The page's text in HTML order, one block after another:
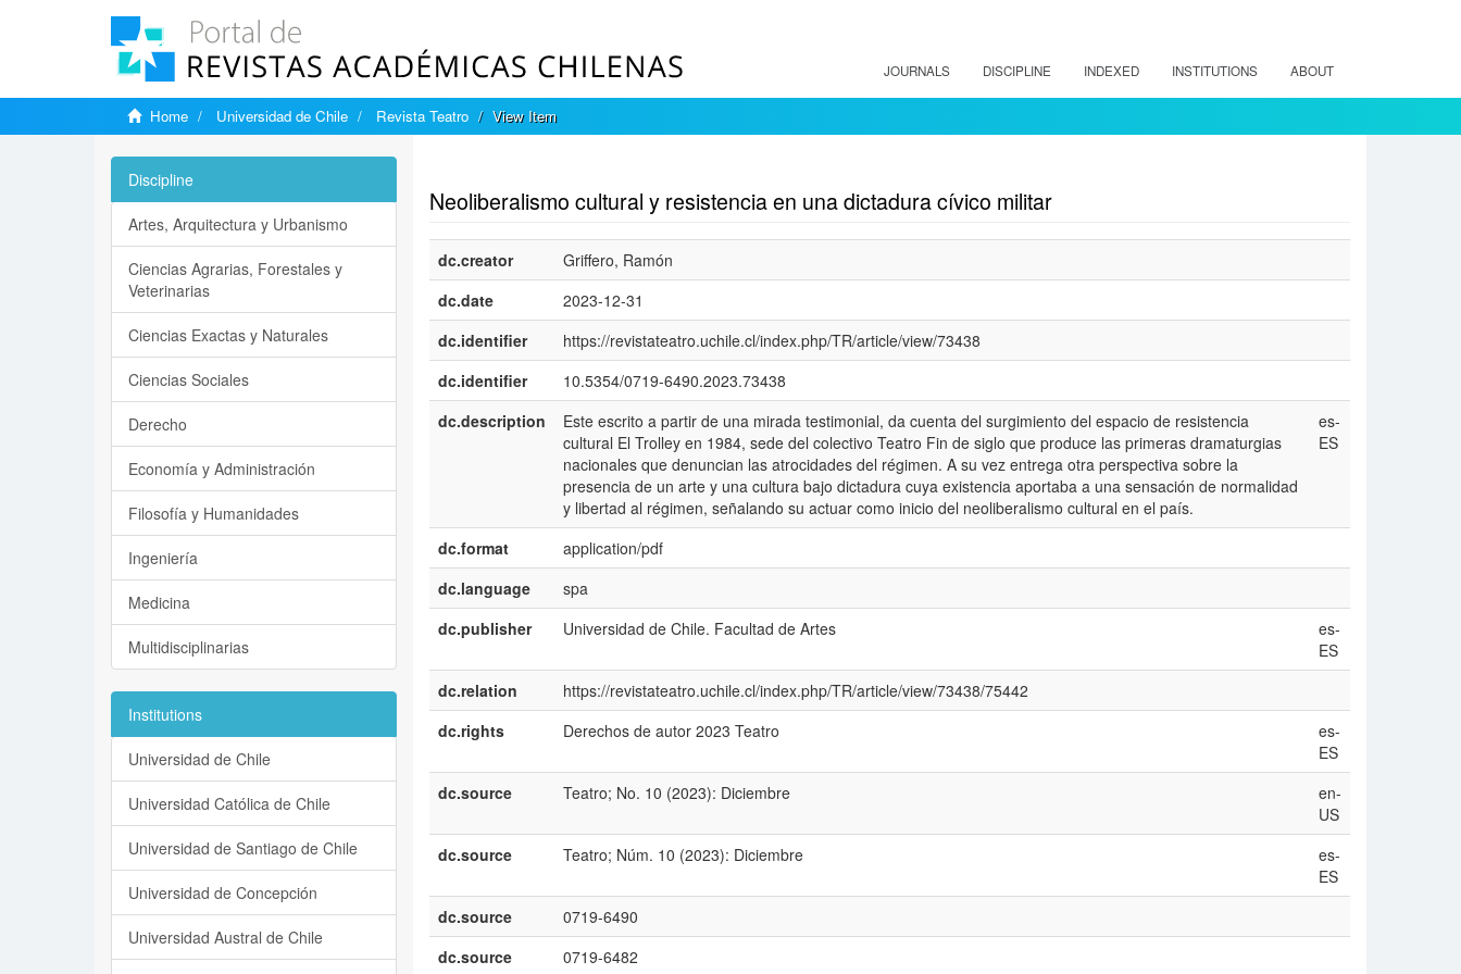
JOURNALS DISCIPLINE INDEXED INSTITUTIONS ABOUT
Home Universidad de Chile Revista Teatro View Item
Neoliberalismo cultural y resistencia en una dictadura cívico militar
dc.creator
Griffero, Ramón
dc.date
2023-12-31
dc.identifier
https://revistateatro.uchile.cl/index.php/TR/article/view/73438
dc.identifier
10.5354/0719-6490.2023.73438
dc.description
Este escrito a partir de una mirada testimonial, da cuenta del surgimiento del espacio de resistencia
cultural El Trolley en 1984, sede del colectivo Teatro Fin de siglo que produce las primeras dramaturgias
nacionales que denuncian las atrocidades del régimen. A su vez entrega otra perspectiva sobre la
presencia de un arte y una cultura bajo dictadura cuya existencia aportaba a una sensación de normalidad
y libertad al régimen, señalando su actuar como inicio del neoliberalismo cultural en el país.
es-
ES
dc.format
application/pdf
dc.language
spa
dc.publisher
Universidad de Chile. Facultad de Artes
es-
ES
dc.relation
https://revistateatro.uchile.cl/index.php/TR/article/view/73438/75442
dc.rights
Derechos de autor 2023 Teatro
es-
ES
dc.source
Teatro; No. 10 (2023): Diciembre
en-
US
dc.source
Teatro; Núm. 10 (2023): Diciembre
es-
ES
dc.source
0719-6490
dc.source
0719-6482
Discipline
Artes, Arquitectura y Urbanismo
Ciencias Agrarias, Forestales y
Veterinarias
Ciencias Exactas y Naturales
Ciencias Sociales
Derecho
Economía y Administración
Filosofía y Humanidades
Ingeniería
Medicina
Multidisciplinarias
Institutions
Universidad de Chile
Universidad Católica de Chile
Universidad de Santiago de Chile
Universidad de Concepción
Universidad Austral de Chile